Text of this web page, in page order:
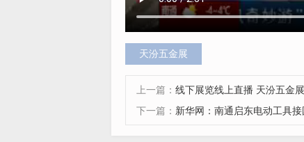
天汾五金展
上一篇： 线下展览线上直播 天汾五金
下一篇： 新华网：南通启东电动工具